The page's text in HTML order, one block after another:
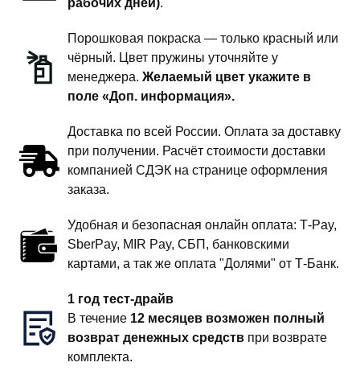
Порошковая покраска — только красный или
чёрный. Цвет пружины уточняйте у
менеджера. Желаемый цвет укажите в
поле «Доп. информация».
Доставка по всей России. Оплата за доставку
при получении. Расчёт стоимости доставки
компанией СДЭК на странице оформления
заказа.
Удобная и безопасная онлайн оплата: T‑Pay,
SberPay, MIR Pay, СБП, банковскими
картами, а так же оплата "Долями" от Т-Банк.
1 год тест-драйв
В течение 12 месяцев возможен полный
возврат денежных средств при возврате
комплекта.